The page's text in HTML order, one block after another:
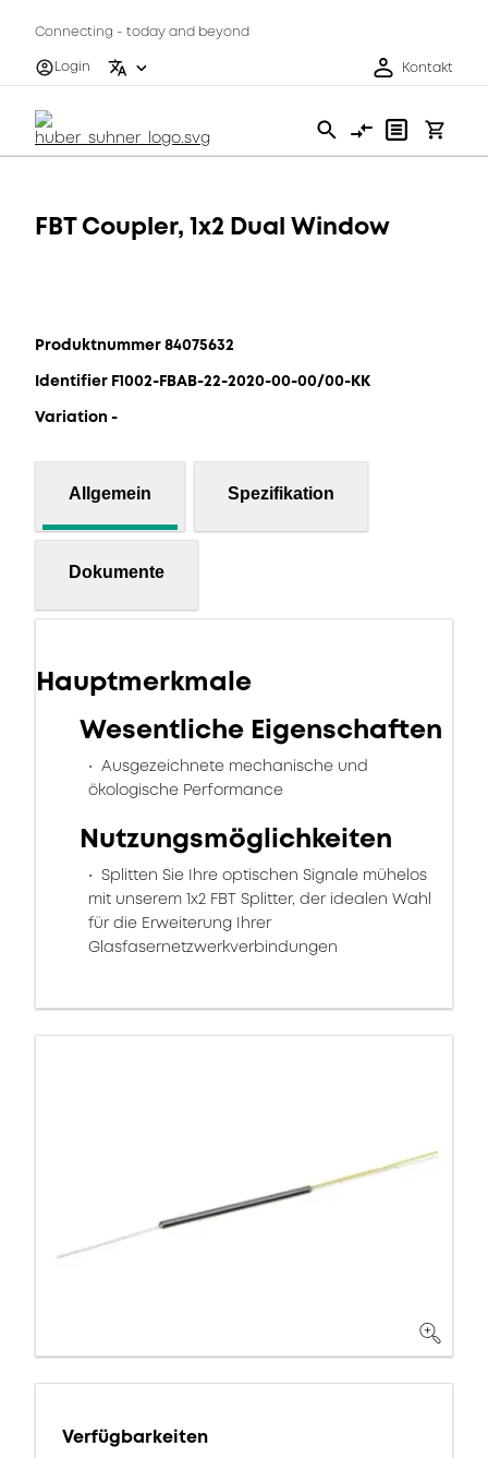
Connecting - today and beyond
Login
Kontakt
FBT Coupler, 1x2 Dual Window
Produktnummer 84075632
Identifier F1002-FBAB-22-2020-00-00/00-KK
Variation -
Allgemein Spezifikation
Dokumente
Hauptmerkmale
Wesentliche Eigenschaften
Ausgezeichnete mechanische und
ökologische Performance
Nutzungsmöglichkeiten
Splitten Sie Ihre optischen Signale mühelos
mit unserem 1x2 FBT Splitter, der idealen Wahl
für die Erweiterung Ihrer
Glasfasernetzwerkverbindungen
Verfügbarkeiten